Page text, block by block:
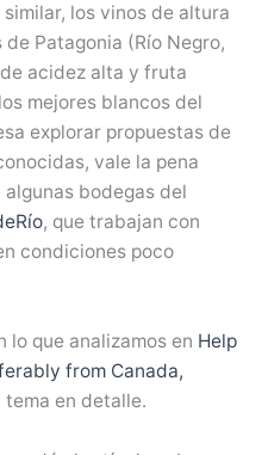
los vinos de altura
Patagonia (Río Negro,
acidez alta y fruta
mejores blancos del
explorar propuestas de
vale la pena
bodegas del
, que trabajan con
condiciones poco
lo que analizamos en Help
from Canada,
en detalle.